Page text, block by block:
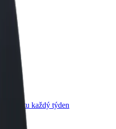
výplatu každý týden